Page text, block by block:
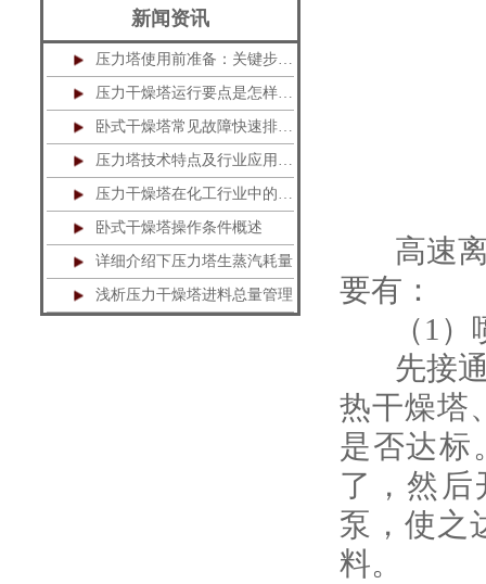
新闻资讯
压力塔使用前准备：关键步骤不可忽视
压力干燥塔运行要点是怎样的？
卧式干燥塔常见故障快速排除指南
压力塔技术特点及行业应用解析
压力干燥塔在化工行业中的应用
卧式干燥塔操作条件概述
详细介绍下压力塔生蒸汽耗量
浅析压力干燥塔进料总量管理
高速离
要有：
（1）
先接通
热干燥塔
是否达标
了，然后
泵，使之
料。